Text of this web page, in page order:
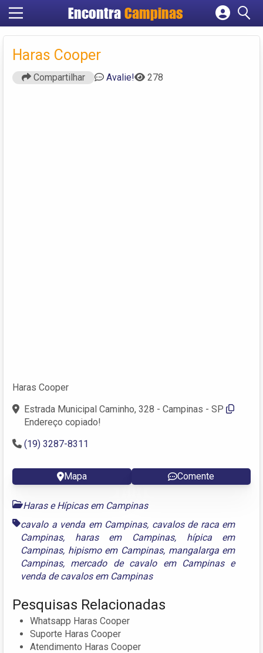
Encontra Campinas
Cadastrar empresa
Haras Cooper
Compartilhar Avalie! 278
Haras Cooper
Estrada Municipal Caminho, 328 - Campinas - SP
Endereço copiado!
(19) 3287-8311
Mapa Comente
Haras e Hípicas em Campinas
cavalo a venda em Campinas, cavalos de raca em
Campinas, haras em Campinas, hípica em
Campinas, hipismo em Campinas, mangalarga em
Campinas, mercado de cavalo em Campinase
venda de cavalos em Campinas
Pesquisas Relacionadas
Whatsapp Haras Cooper
Suporte Haras Cooper
Atendimento Haras Cooper